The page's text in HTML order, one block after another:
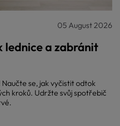
05 August 2026
a zabránit
se, jak vyčistit odtok
kroků. Udržte svůj spotřebič